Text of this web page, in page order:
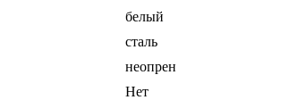
белый
сталь
неопрен
Нет